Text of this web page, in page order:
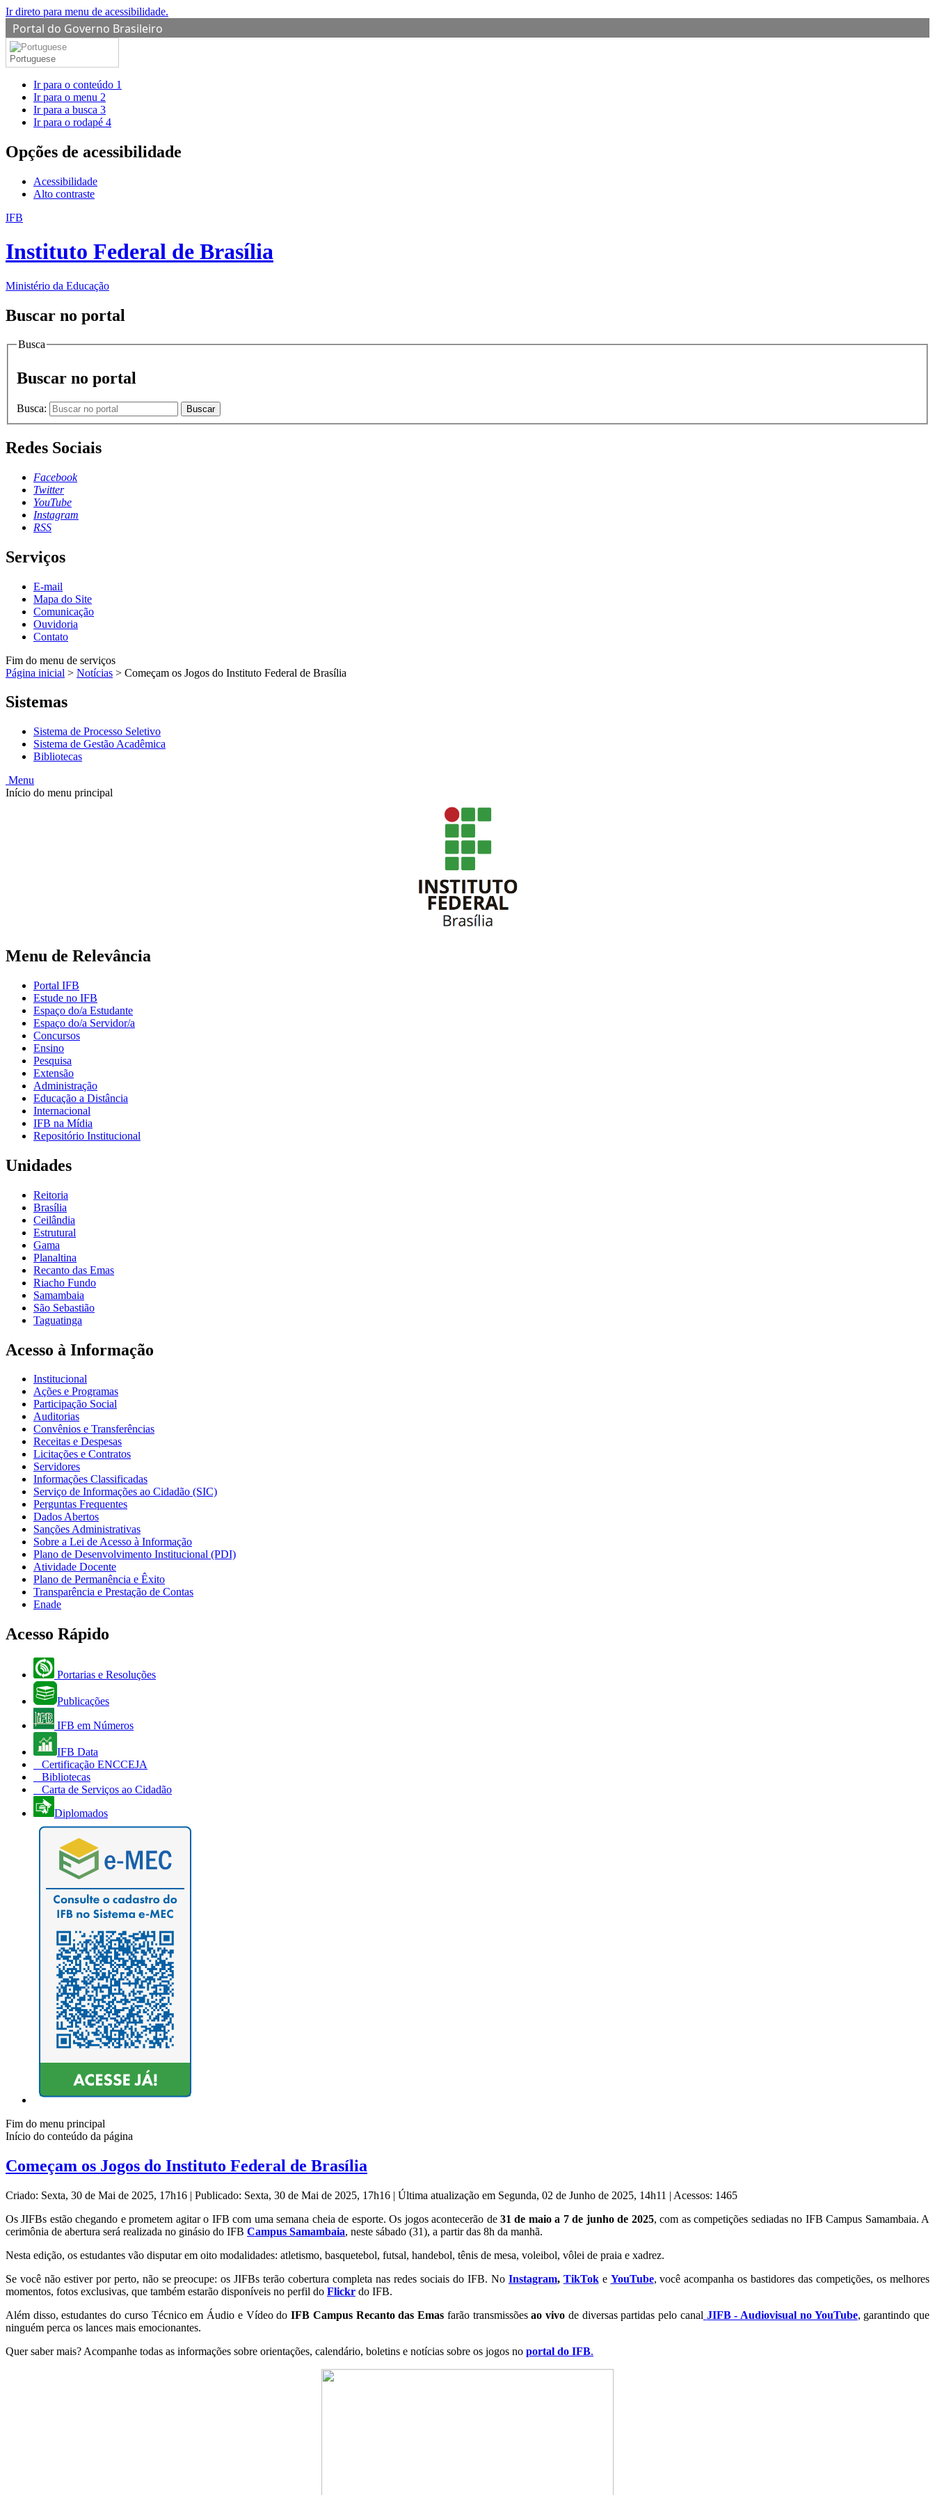
Ir direto para menu de acessibilidade.
Portal do Governo Brasileiro
Portuguese
Ir para o conteúdo 1
Ir para o menu 2
Ir para a busca 3
Ir para o rodapé 4
Opções de acessibilidade
Acessibilidade
Alto contraste
IFB
Instituto Federal de Brasília
Ministério da Educação
Buscar no portal
Busca
Buscar no portal
Busca: Buscar
Redes Sociais
Facebook
Twitter
YouTube
Instagram
RSS
Serviços
E-mail
Mapa do Site
Comunicação
Ouvidoria
Contato
Fim do menu de serviços
Página inicial > Notícias > Começam os Jogos do Instituto Federal de Brasília
Sistemas
Sistema de Processo Seletivo
Sistema de Gestão Acadêmica
Bibliotecas
Menu
Início do menu principal
Menu de Relevância
Portal IFB
Estude no IFB
Espaço do/a Estudante
Espaço do/a Servidor/a
Concursos
Ensino
Pesquisa
Extensão
Administração
Educação a Distância
Internacional
IFB na Mídia
Repositório Institucional
Unidades
Reitoria
Brasília
Ceilândia
Estrutural
Gama
Planaltina
Recanto das Emas
Riacho Fundo
Samambaia
São Sebastião
Taguatinga
Acesso à Informação
Institucional
Ações e Programas
Participação Social
Auditorias
Convênios e Transferências
Receitas e Despesas
Licitações e Contratos
Servidores
Informações Classificadas
Serviço de Informações ao Cidadão (SIC)
Perguntas Frequentes
Dados Abertos
Sanções Administrativas
Sobre a Lei de Acesso à Informação
Plano de Desenvolvimento Institucional (PDI)
Atividade Docente
Plano de Permanência e Êxito
Transparência e Prestação de Contas
Enade
Acesso Rápido
Portarias e Resoluções
Publicações
IFB em Números
IFB Data
Certificação ENCCEJA
Bibliotecas
Carta de Serviços ao Cidadão
Diplomados
Fim do menu principal
Início do conteúdo da página
Começam os Jogos do Instituto Federal de Brasília
Criado: Sexta, 30 de Mai de 2025, 17h16 | Publicado: Sexta, 30 de Mai de 2025, 17h16 | Última atualização em Segunda, 02 de Junho de 2025, 14h11 | Acessos: 1465
Os JIFBs estão chegando e prometem agitar o IFB com uma semana cheia de esporte. Os jogos acontecerão de 31 de maio a 7 de junho de 2025, com as competições sediadas no IFB Campus Samambaia. A
cerimônia de abertura será realizada no ginásio do IFB Campus Samambaia, neste sábado (31), a partir das 8h da manhã.
Nesta edição, os estudantes vão disputar em oito modalidades: atletismo, basquetebol, futsal, handebol, tênis de mesa, voleibol, vôlei de praia e xadrez.
Se você não estiver por perto, não se preocupe: os JIFBs terão cobertura completa nas redes sociais do IFB. No Instagram, TikToke YouTube, você acompanha os bastidores das competições, os melhores
momentos, fotos exclusivas, que também estarão disponíveis no perfil do Flickr do IFB.
Além disso, estudantes do curso Técnico em Áudio e Vídeo doIFB Campus Recanto das Emas farão transmissõesao vivo de diversas partidas pelo canal JIFB - Audiovisual no YouTube, garantindo que
ninguém perca os lances mais emocionantes.
Quer saber mais? Acompanhe todas as informações sobre orientações, calendário, boletins e notícias sobre os jogos no portal do IFB.